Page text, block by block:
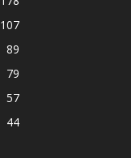
107
89
79
57
44